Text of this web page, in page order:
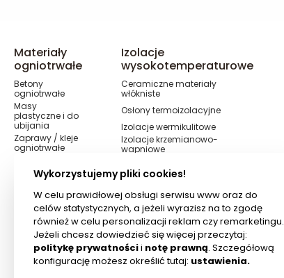
Materiały
ogniotrwałe
Betony
ogniotrwałe
Masy
plastyczne i do
ubijania
Zaprawy / kleje
ogniotrwałe
ogniotrwałe
Masy żaro i
kwasoodporne
Masy / kity
ogniotrwałe
Cyrkonowe
materiały
ogniotrwałe
Izolacje
wysokotemperaturowe
Ceramiczne materiały
włókniste
Osłony termoizolacyjne
Izolacje wermikulitowe
Izolacje krzemianowo-
wapniowe
Wykorzystujemy pliki cookies!
W celu prawidłowej obsługi serwisu www oraz do
celów statystycznych, a jeżeli wyrazisz na to zgodę
również w celu personalizacji reklam czy remarketingu.
Jeżeli chcesz dowiedzieć się więcej przeczytaj:
politykę prywatnościi notę prawną. Szczegółową
konfigurację możesz określić tutaj: ustawienia.